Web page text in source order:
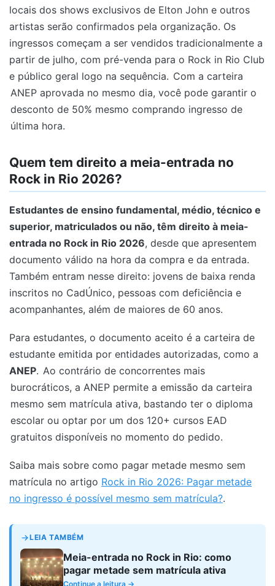
locais dos shows exclusivos de Elton John e outros
artistas serão confirmados pela organização. Os
ingressos começam a ser vendidos tradicionalmente a
partir de julho, com pré-venda para o Rock in Rio Club
e público geral logo na sequência. Com a carteira
ANEP aprovada no mesmo dia, você pode garantir o
desconto de 50% mesmo comprando ingresso de
última hora.
Quem tem direito a meia-entrada no
Rock in Rio 2026?
Estudantes de ensino fundamental, médio, técnico e
superior, matriculados ou não, têm direito à meia-
entrada no Rock in Rio 2026, desde que apresentem
documento válido na hora da compra e da entrada.
Também entram nesse direito: jovens de baixa renda
inscritos no CadÚnico, pessoas com deficiência e
acompanhantes, além de maiores de 60 anos.
Para estudantes, o documento aceito é a carteira de
estudante emitida por entidades autorizadas, como a
ANEP. Ao contrário de concorrentes mais
burocráticos, a ANEP permite a emissão da carteira
mesmo sem matrícula ativa, bastando ter o diploma
escolar ou optar por um dos 120+ cursos EAD
gratuitos disponíveis no momento do pedido.
Saiba mais sobre como pagar metade mesmo sem
matrícula no artigo Rock in Rio 2026: Pagar metade
no ingresso é possível mesmo sem matrícula?.
LEIA TAMBÉM
Meia-entrada no Rock in Rio: como
pagar metade sem matrícula ativa
Continue a leitura →